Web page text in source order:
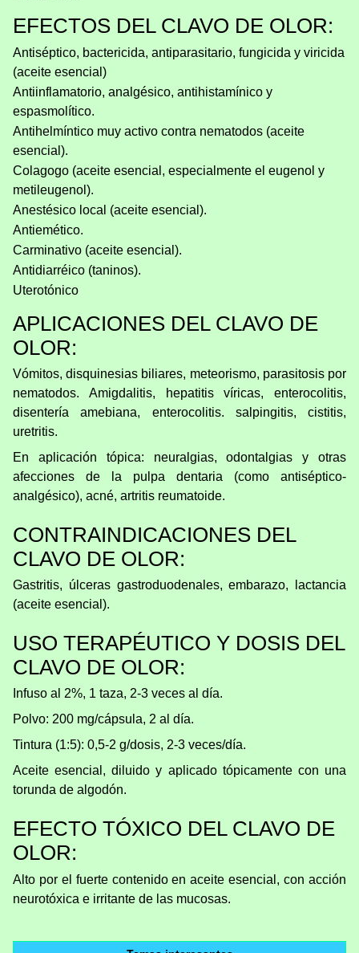
EFECTOS DEL CLAVO DE OLOR:
Antiséptico, bactericida, antiparasitario, fungicida y viricida
(aceite esencial)
Antiinflamatorio, analgésico, antihistamínico y
espasmolítico.
Antihelmíntico muy activo contra nematodos (aceite
esencial).
Colagogo (aceite esencial, especialmente el eugenol y
metileugenol).
Anestésico local (aceite esencial).
Antiemético.
Carminativo (aceite esencial).
Antidiarréico (taninos).
Uterotónico
APLICACIONES DEL CLAVO DE
OLOR:
Vómitos, disquinesias biliares, meteorismo, parasitosis por
nematodos. Amigdalitis, hepatitis víricas, enterocolitis,
disentería amebiana, enterocolitis. salpingitis, cistitis,
uretritis.
En aplicación tópica: neuralgias, odontalgias y otras
afecciones de la pulpa dentaria (como antiséptico-
analgésico), acné, artritis reumatoide.
CONTRAINDICACIONES DEL
CLAVO DE OLOR:
Gastritis, úlceras gastroduodenales, embarazo, lactancia
(aceite esencial).
USO TERAPÉUTICO Y DOSIS DEL
CLAVO DE OLOR:
Infuso al 2%, 1 taza, 2-3 veces al día.
Polvo: 200 mg/cápsula, 2 al día.
Tintura (1:5): 0,5-2 g/dosis, 2-3 veces/día.
Aceite esencial, diluido y aplicado tópicamente con una
torunda de algodón.
EFECTO TÓXICO DEL CLAVO DE
OLOR:
Alto por el fuerte contenido en aceite esencial, con acción
neurotóxica e irritante de las mucosas.